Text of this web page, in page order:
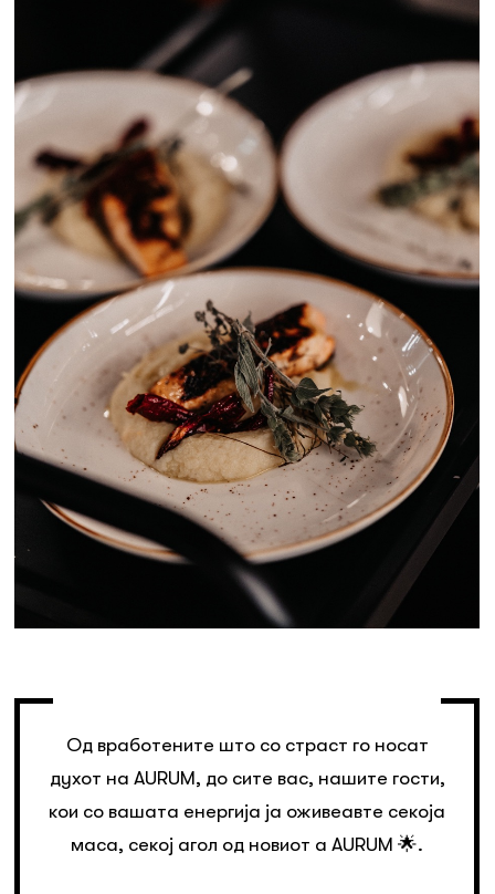
Од вработените што со страст го носат
духот на AURUM, до сите вас, нашите гости,
кои со вашата енергија ја оживеавте секоја
маса, секој агол од новиот a AURUM 🌟.